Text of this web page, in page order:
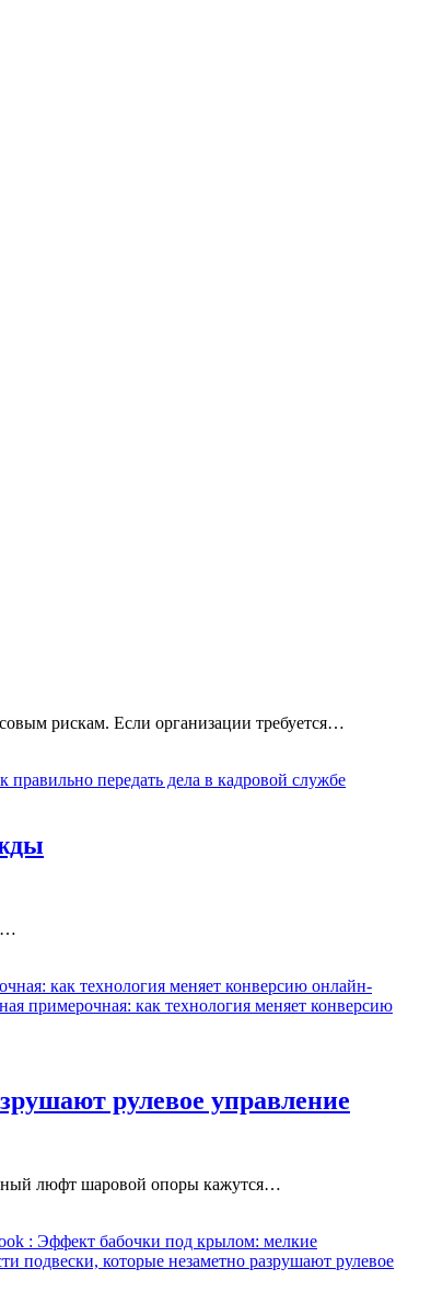
рискам. Если организации требуется…
правильно передать дела в кадровой службе
как технология меняет конверсию онлайн-
примерочная: как технология меняет конверсию
рулевое управление
люфт шаровой опоры кажутся…
: Эффект бабочки под крылом: мелкие
подвески, которые незаметно разрушают рулевое